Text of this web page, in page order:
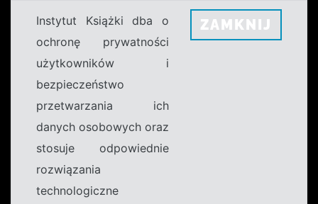
Instytut Książki dba o
ochronę prywatności
użytkowników i
bezpieczeństwo
przetwarzania ich
danych osobowych oraz
stosuje odpowiednie
rozwiązania
technologiczne
ZAMKNIJ